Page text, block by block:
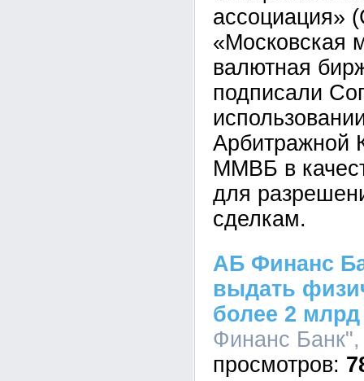
«Московская
валютная
подписали
Арбитражной
ММВБ в
для
сделкам.
АБ Финанс
выдать
более 2
Финанс